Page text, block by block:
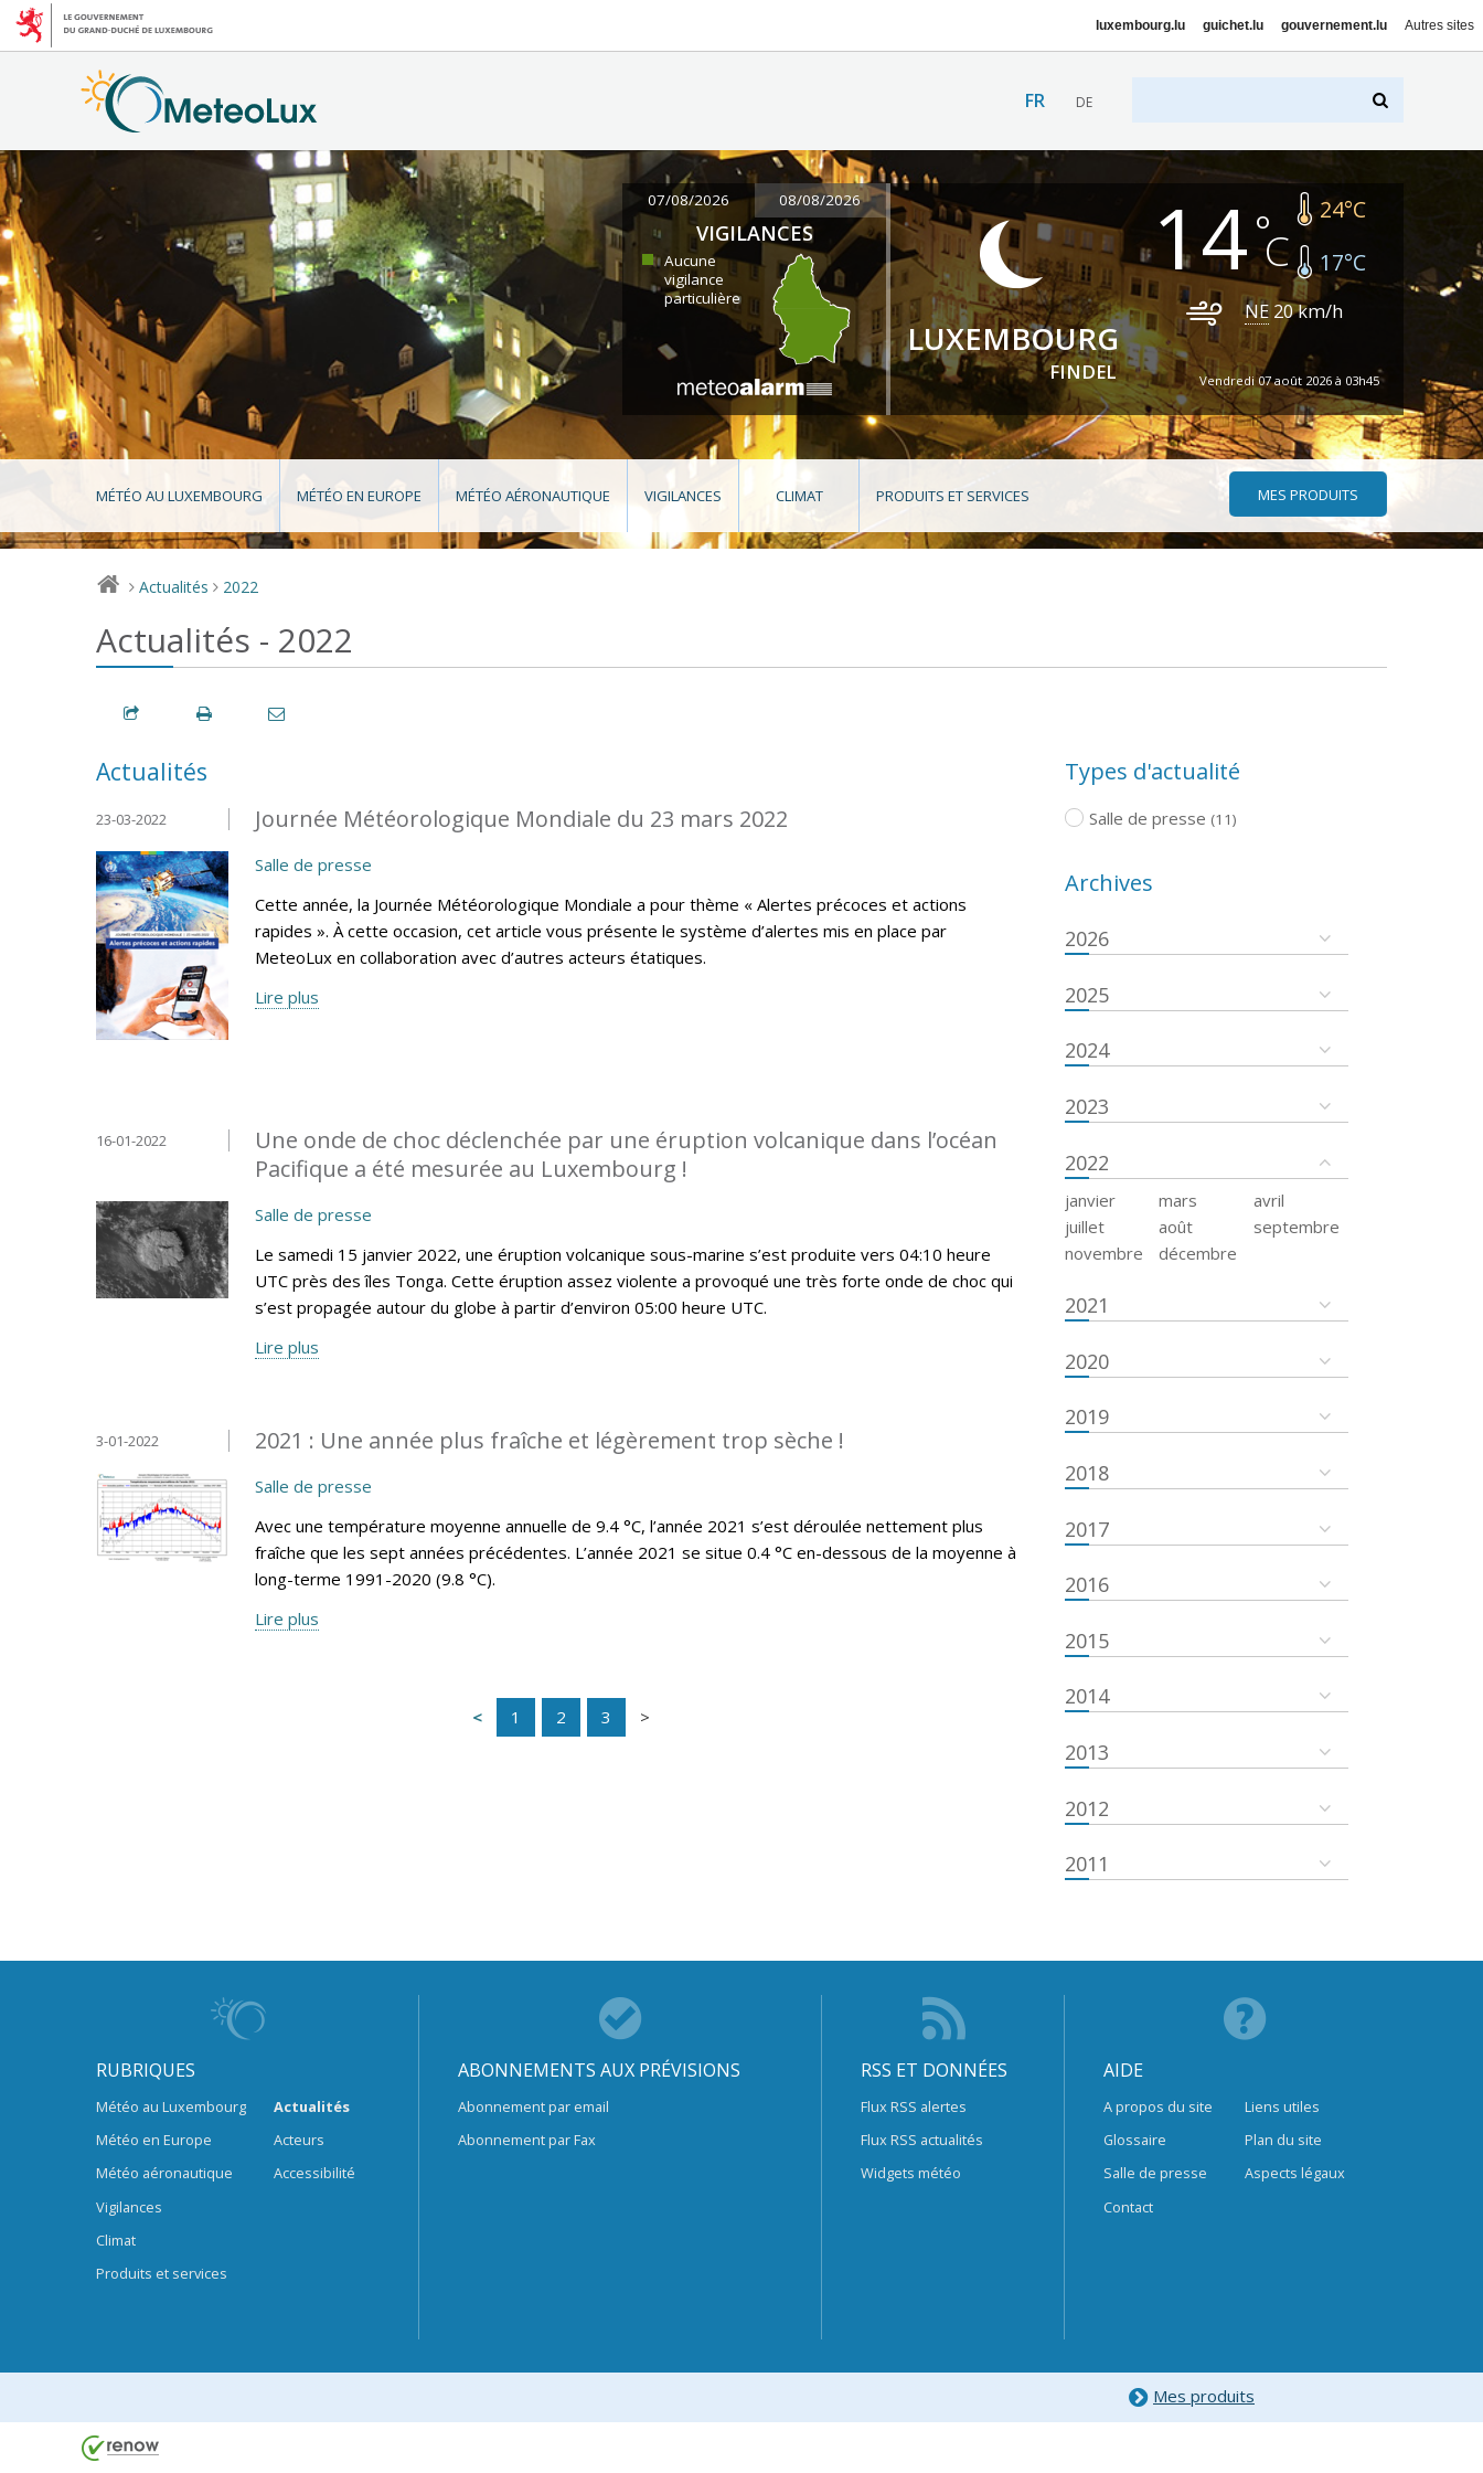
luxembourg.lu guichet.lu gouvernement.lu Autres sites
FR DE
07/08/2026 08/08/2026
VIGILANCES
Aucune
vigilance
particulière
LUXEMBOURG
FINDEL
14 24°C
17°C
NE 20km/h
Vendredi 07 août 2026 à 03h45
MÉTÉO AU LUXEMBOURG MÉTÉO EN EUROPE MÉTÉO AÉRONAUTIQUE VIGILANCES CLIMAT PRODUITS ET SERVICES MES PRODUITS
> Actualités > 2022
Actualités - 2022
Actualités
Journée Météorologique Mondiale du 23 mars 2022
23-03-2022
Salle de presse
Cette année, la Journée Météorologique Mondiale a pour thème « Alertes précoces et actions
rapides ». À cette occasion, cet article vous présente le système d’alertes mis en place par
MeteoLux en collaboration avec d’autres acteurs étatiques.
Lire plus
Une onde de choc déclenchée par une éruption volcanique dans l’océan
Pacifique a été mesurée au Luxembourg !
16-01-2022
Salle de presse
Le samedi 15 janvier 2022, une éruption volcanique sous-marine s’est produite vers 04:10 heure
UTC près des îles Tonga. Cette éruption assez violente a provoqué une très forte onde de choc qui
s’est propagée autour du globe à partir d’environ 05:00 heure UTC.
Lire plus
2021 : Une année plus fraîche et légèrement trop sèche !
3-01-2022
Salle de presse
Avec une température moyenne annuelle de 9.4 °C, l’année 2021 s’est déroulée nettement plus
fraîche que les sept années précédentes. L’année 2021 se situe 0.4 °C en-dessous de la moyenne à
long-terme 1991-2020 (9.8 °C).
Lire plus
1 2 3
Types d'actualité
Salle de presse (11)
Archives
2026
2025
2024
2023
2022
janvier mars
avril
juillet
août
septembre
novembre
décembre
2021
2020
2019
2018
2017
2016
2015
2014
2013
2012
2011
RUBRIQUES
Météo au Luxembourg
Météo en Europe
Météo aéronautique
Vigilances
Climat
Produits et services
Actualités
Acteurs
Accessibilité
ABONNEMENTS AUX PRÉVISIONS
Abonnement par email
Abonnement par Fax
RSS ET DONNÉES
Flux RSS alertes
Flux RSS actualités
Widgets météo
AIDE
A propos du site
Glossaire
Salle de presse
Contact
Liens utiles
Plan du site
Aspects légaux
Mes produits